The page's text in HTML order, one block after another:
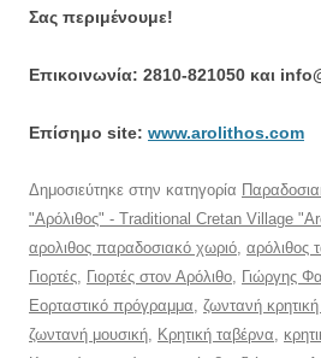
Σας περιμένουμε!
Επικοινωνία: 2810-821050 και
Eπίσημο site: www.arolithos.com
Δημοσιεύτηκε στην κατηγορία
"Αρόλιθος" - Traditional Cretan Village
αρολιθος παραδοσιακό χωριό αρόλιθος
Γιορτές
Γιορτές στον Αρόλιθο Γιώργης
Εορταστικό πρόγραμμα ζωντανή
ζωντανή μουσική
Κρητική ταβέρνα